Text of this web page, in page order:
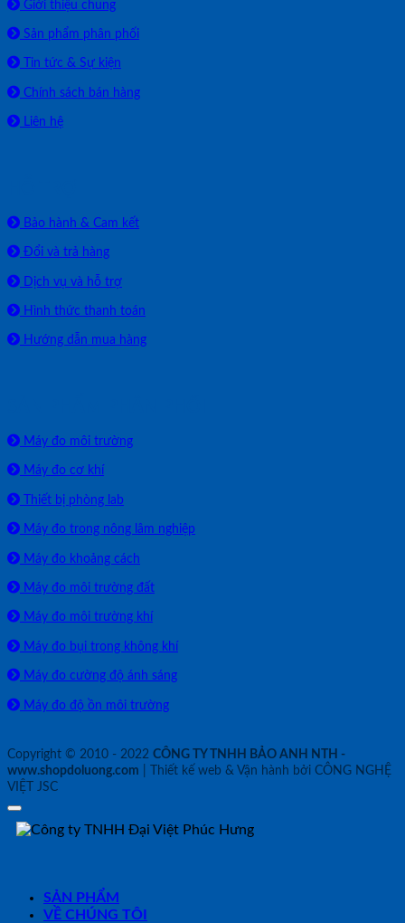
Giới thiệu chung
Sản phẩm phân phối
Tin tức & Sự kiện
Chính sách bán hàng
Liên hệ
Bảo hành & Cam kết
Đổi và trả hàng
Dịch vụ và hỗ trợ
Hình thức thanh toán
Hướng dẫn mua hàng
Máy đo môi trường
Máy đo cơ khí
Thiết bị phòng lab
Máy đo trong nông lâm nghiệp
Máy đo khoảng cách
Máy đo môi trường đất
Máy đo môi trường khí
Máy đo bụi trong không khí
Máy đo cường độ ánh sáng
Máy đo độ ồn môi trường
Copyright © 2010 - 2022 CÔNG TY TNHH BẢO ANH NTH -
www.shopdoluong.com | Thiết kế web & Vận hành bởi CÔNG NGHỆ
VIỆT JSC
SẢN PHẨM
VỀ CHÚNG TÔI